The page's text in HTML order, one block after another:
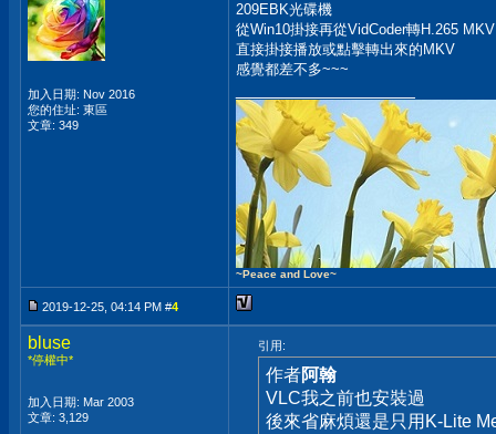
加入日期: Nov 2016
您的住址: 東區
文章: 349
209EBK光碟機
從Win10掛接再從VidCoder轉H.265 MKV
直接掛接播放或點擊轉出來的MKV
感覺都差不多~~~
~Peace and Love~
2019-12-25, 04:14 PM #4
bluse
*停權中*
加入日期: Mar 2003
文章: 3,129
引用:
作者阿翰
VLC我之前也安裝過
後來省麻煩還是只用K-Lite